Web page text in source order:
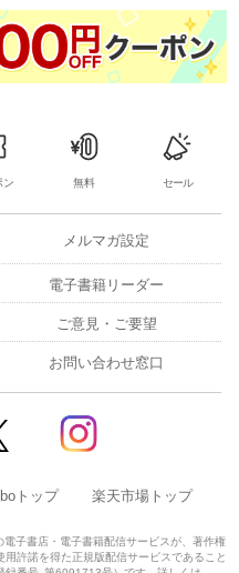
ン 無料 セール
メルマガ設定
電子書籍リーダー
ご意見・ご要望
お問い合わせ窓口
トップ 楽天市場トップ
電子書店・電子書籍配信サービスが、著作権
用許諾を得た正規版配信サービスであること